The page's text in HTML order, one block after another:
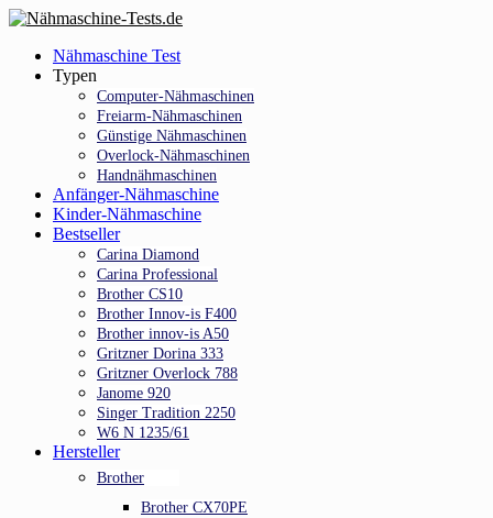
Skip
main
content
Menu
Nähmaschine Test
Typen
Computer-Nähmaschinen
Freiarm-Nähmaschinen
Günstige Nähmaschinen
Overlock-Nähmaschinen
Handnähmaschinen
Anfänger-Nähmaschine
Kinder-Nähmaschine
Bestseller
Carina Diamond
Carina Professional
Brother CS10
Brother Innov-is F400
Brother innov-is A50
Gritzner Dorina 333
Gritzner Overlock 788
Janome 920
Singer Tradition 2250
W6 N 1235/61
Hersteller
Brother
Brother CX70PE